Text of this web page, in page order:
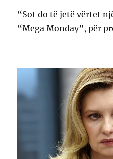
“Sot do të jetë vërtet
“Mega Monday”, për